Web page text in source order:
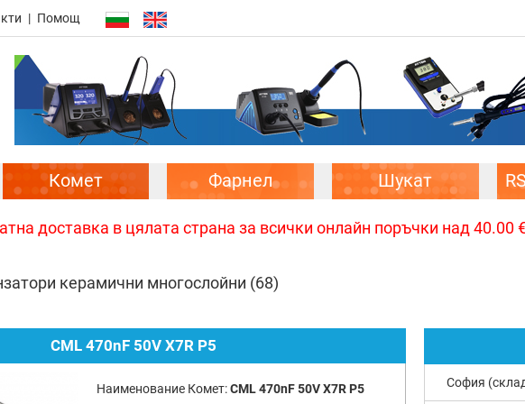
Помощ
Комет Фарнел Шукат
доставка в цялата страна за всички онлайн поръчки над
керамични многослойни (68)
CML 470nF 50V X7R P5
Наименование Комет:CML 470nF 50V X7R P5 София